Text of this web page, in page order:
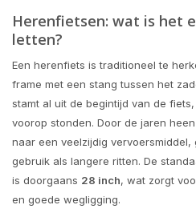
Herenfietsen: wat is het
letten?
Een herenfiets is traditioneel te
frame met een stang tussen het
stamt al uit de begintijd van de
voorop stonden. Door de jaren
naar een veelzijdig
gebruik als langere ritten. De
is doorgaans 28 inch, wat zorgt
en goede wegligging.